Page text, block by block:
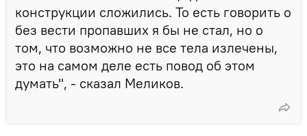
конструкции сложились. То есть говорить о
без вести пропавших я бы не стал, но о
том, что возможно не все тела излечены,
это на самом деле есть повод об этом
думать", - сказал Меликов.